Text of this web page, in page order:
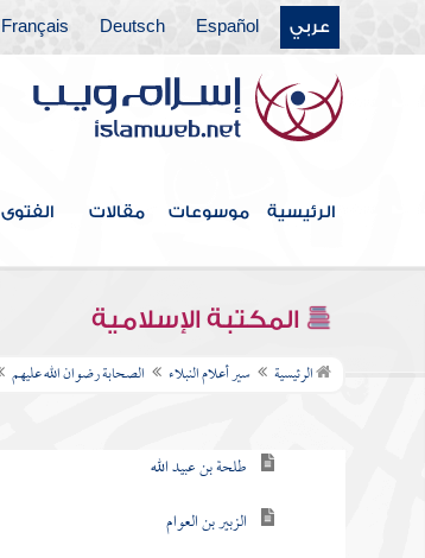
عربي Español
Deutsch
Français
الرئيسية موسوعات مقالات الفتوى
المكتبة الإسلامية
الرئيسية سير أعلام النبلاء الصحابة رضوان الله عليهم
فهرس الكتاب
الصحابة رضوان الله عليهم
طلحة بن عبيد الله
الزبير بن العوام